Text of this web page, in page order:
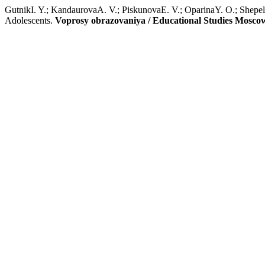
GutnikI. Y.; KandaurovaA. V.; PiskunovaE. V.; OparinaY. O.;
Adolescents. Voprosy obrazovaniya / Educational Studies